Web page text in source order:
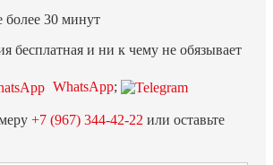
более 30 минут
бесплатная и ни к чему не обязывает
WhatsApp;
+7 (967) 344-42-22 или оставьте